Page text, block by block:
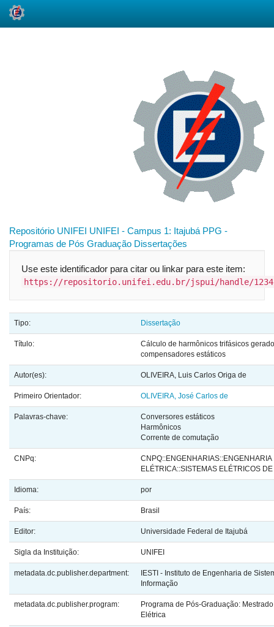
Repositório UNIFEI UNIFEI - Campus 1: Itajubá PPG -
Programas de Pós Graduação Dissertações
Use este identificador para citar ou linkar para este item:
https://repositorio.unifei.edu.br/jspui/handle/
Tipo: Dissertação
Título:
Cálculo de harmônicos trifásicos
compensadores estáticos
Autor(es): OLIVEIRA, Luis Carlos Origa de
Primeiro Orientador: OLIVEIRA, José Carlos de
Palavras-chave:
Conversores estáticos
Harmônicos
Corrente de comutação
CNPq:
CNPQ::ENGENHARIAS::ENGENHARIA
ELÉTRICA::SISTEMAS ELÉTRICOS
Idioma: por
País: Brasil
Editor: Universidade Federal de Itajubá
Sigla da Instituição: UNIFEI
metadata.dc.publisher.department:
IESTI - Instituto de Engenharia de
Informação
metadata.dc.publisher.program:
Programa de Pós-Graduação:
Elétrica